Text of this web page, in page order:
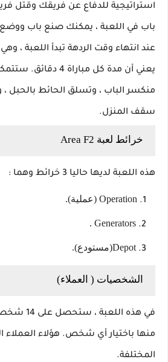
استراتيجية للدفاع عن فريقك وقتل
باب في اللعبة ، يمكنك صنع باب
يعني أن مدة كل مباراة
منكسر الباب ، وتسلق الحائط بالحبل
سقف المنزل.
خرائط لعبة Area F2
هذه اللعبة لديها حاليا 3 خرائط وهما :
Operation (عملية).
Generators .
Depot(مستودع).
الشخصيات ( العملاء)
في هذه
المختلفة.